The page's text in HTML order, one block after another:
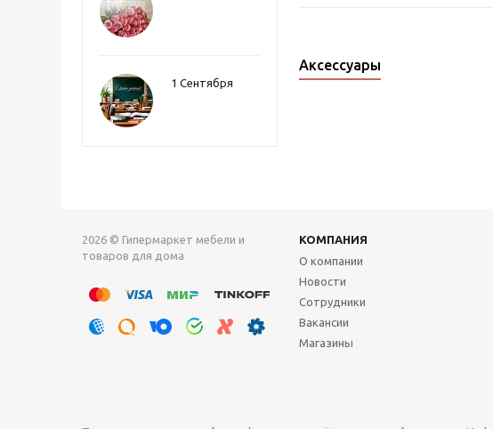
1 Сентября
Аксессуары
2026 © Гипермаркет мебели и
товаров для дома
КОМПАНИЯ
О компании
Новости
Сотрудники
Вакансии
Магазины